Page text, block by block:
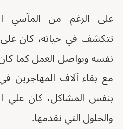
على الرغم من المآسي
تتكشف في حياته، كان
نفسه ويواصل العمل كما
مع بقاء آلاف المهاجرين
بنفس المشاكل، كان علي
والحلول التي نقدمها.